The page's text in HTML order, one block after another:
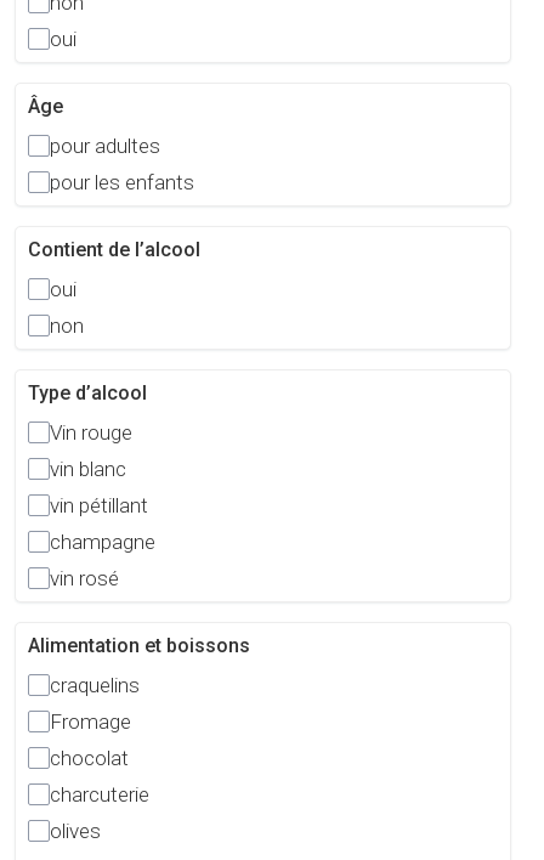
oui
Âge
pour adultes
pour les enfants
Contient de l’alcool
oui
non
Type d’alcool
Vin rouge
vin blanc
vin pétillant
champagne
vin rosé
Alimentation et boissons
craquelins
Fromage
chocolat
charcuterie
olives